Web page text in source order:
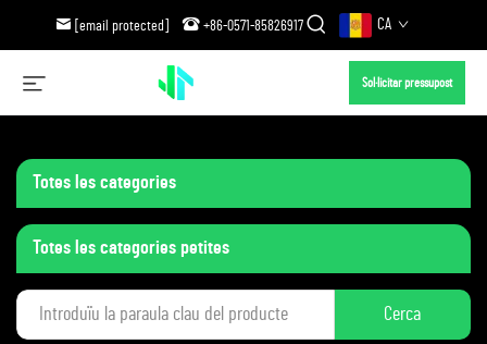
[email protected] +86-0571-85826917 CA
Sol·licitar pressupost
Totes les categories
Totes les categories petites
Cerca